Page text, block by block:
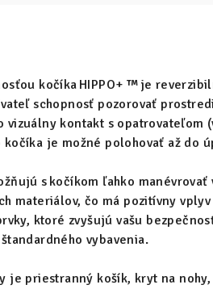
kočíka HIPPO+ ™ je
schopnosť pozorovať
kontakt s opatrovateľom
je možné polohovať až do
s kočíkom ľahko manévrovať
materiálov, čo má pozitívny
ktoré zvyšujú vašu
vybavenia.
je priestranný košík, kryt na